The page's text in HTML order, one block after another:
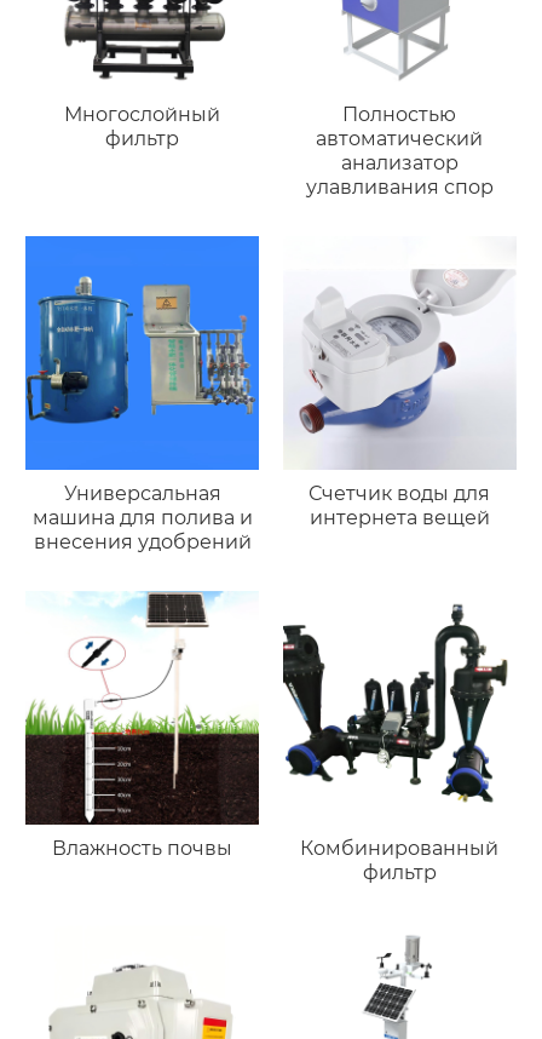
Многослойный
фильтр
Полностью
автоматический
анализатор
улавливания спор
Универсальная
машина для полива и
внесения удобрений
Счетчик воды для
интернета вещей
Влажность почвы
Комбинированный
фильтр